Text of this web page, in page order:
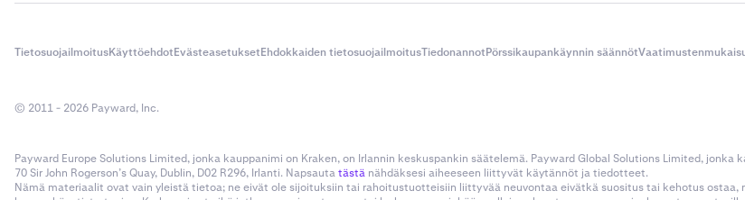
TietosuojailmoitusKäyttöehdotEvästeasetuksetEhdokkaiden tietosuojailmoitusTiedonannotPörssikaupankäynnin säännöt
© 2011 - 2026 Payward, Inc.
Payward Europe Solutions Limited, jonka kauppanimi on Kraken, on Irlannin keskuspankin säätelemä. Payward Global Solutions Limited,
70 Sir John Rogerson’s Quay, Dublin, D02 R296, Irlanti. Napsautatästä nähdäksesi aiheeseen liittyvät käytännöt ja tiedotteet.
Nämä materiaalit ovat vain yleistä tietoa; ne eivät ole sijoituksiin tai rahoitustuotteisiin liittyvää neuvontaa eivätkä suositus tai kehotus